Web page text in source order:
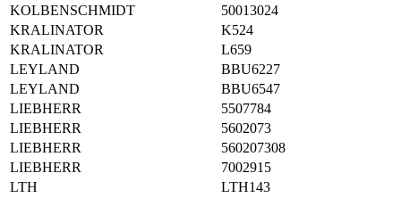
KOLBENSCHMIDT
50013024
KRALINATOR
K524
KRALINATOR
L659
LEYLAND
BBU6227
LEYLAND
BBU6547
LIEBHERR
5507784
LIEBHERR
5602073
LIEBHERR
560207308
LIEBHERR
7002915
LTH
LTH143